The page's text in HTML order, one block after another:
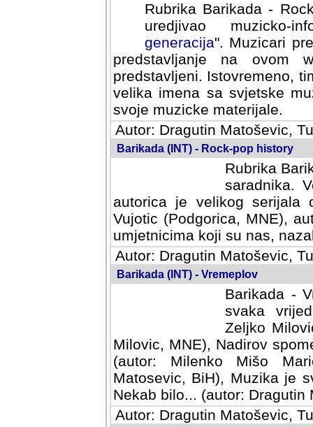
Rubrika Barikada -
uredjivao muzicko-
Muzicari predstavljeni u
na ovom web portalu
Istovremeno, tim nacinom
sa svjetske muzicke scene
materijale.
Autor: Dragutin Matoševic,
Barikada (INT) - Rock-pop history
Rubrika
saradnika.
autorica je velikog serijala
Vujotic (Podgorica, MNE),
umjetnicima koji su nas,
Autor: Dragutin Matoševic,
Barikada (INT) - Vremeplov
Barikada -
svaka
Milovic,
MNE), Nadirov spomenar
Milenko Mišo Maric, UK),
Muzika je svirala (autor:
(autor: Dragutin Matosevic,
Autor: Dragutin Matoševic,